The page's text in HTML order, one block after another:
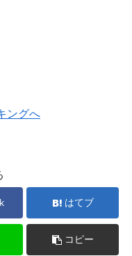
ングへ
はてブ
コピー